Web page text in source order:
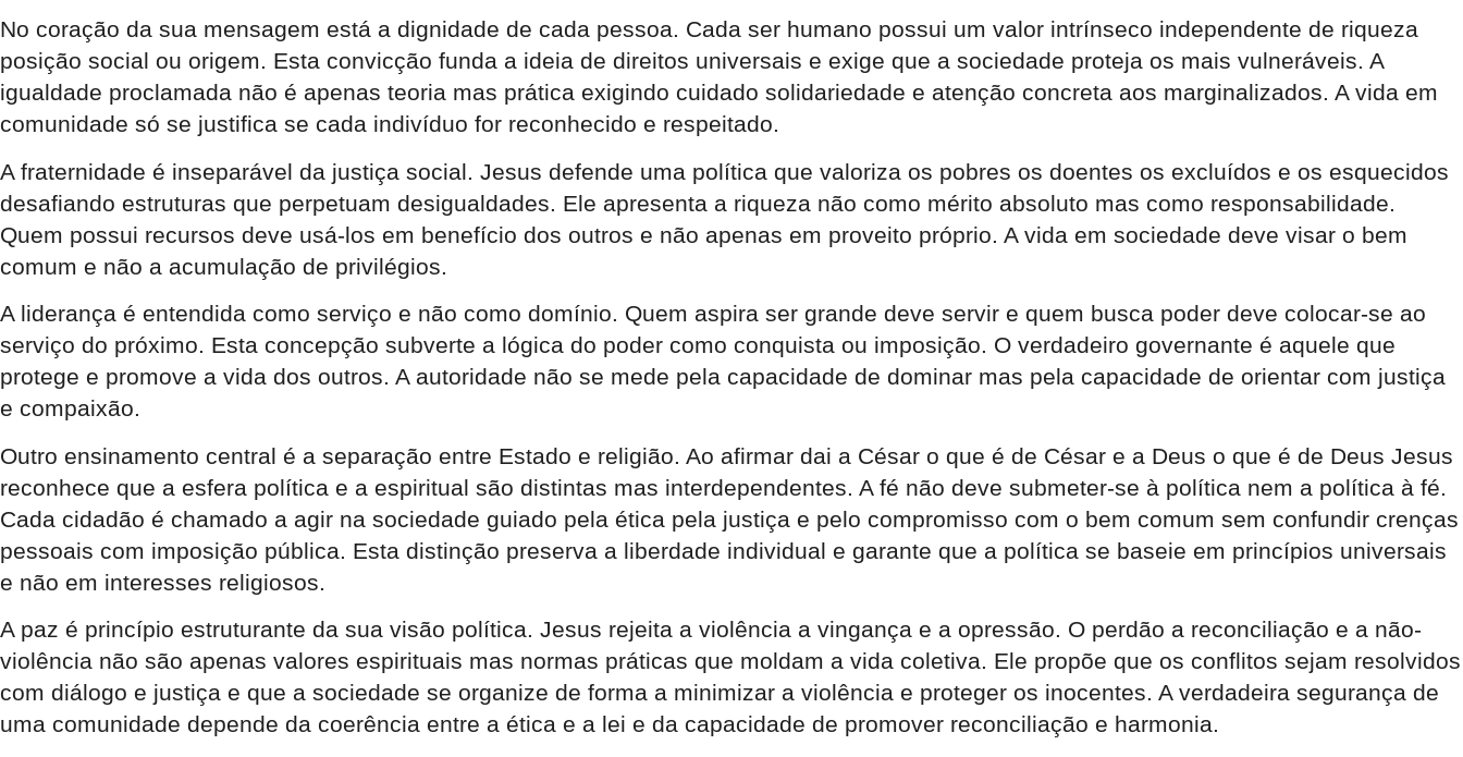
No coração da sua mensagem está a dignidade de cada pessoa. Cada ser humano possui um valor intrínseco independente de riqueza
posição social ou origem. Esta convicção funda a ideia de direitos universais e exige que a sociedade proteja os mais vulneráveis. A
igualdade proclamada não é apenas teoria mas prática exigindo cuidado solidariedade e atenção concreta aos marginalizados. A vida em
comunidade só se justifica se cada indivíduo for reconhecido e respeitado.
A fraternidade é inseparável da justiça social. Jesus defende uma política que valoriza os pobres os doentes os excluídos e os esquecidos
desafiando estruturas que perpetuam desigualdades. Ele apresenta a riqueza não como mérito absoluto mas como responsabilidade.
Quem possui recursos deve usá-los em benefício dos outros e não apenas em proveito próprio. A vida em sociedade deve visar o bem
comum e não a acumulação de privilégios.
A liderança é entendida como serviço e não como domínio. Quem aspira ser grande deve servir e quem busca poder deve colocar-se ao
serviço do próximo. Esta concepção subverte a lógica do poder como conquista ou imposição. O verdadeiro governante é aquele que
protege e promove a vida dos outros. A autoridade não se mede pela capacidade de dominar mas pela capacidade de orientar com justiça
e compaixão.
Outro ensinamento central é a separação entre Estado e religião. Ao afirmar dai a César o que é de César e a Deus o que é de Deus Jesus
reconhece que a esfera política e a espiritual são distintas mas interdependentes. A fé não deve submeter-se à política nem a política à fé.
Cada cidadão é chamado a agir na sociedade guiado pela ética pela justiça e pelo compromisso com o bem comum sem confundir crenças
pessoais com imposição pública. Esta distinção preserva a liberdade individual e garante que a política se baseie em princípios universais
e não em interesses religiosos.
A paz é princípio estruturante da sua visão política. Jesus rejeita a violência a vingança e a opressão. O perdão a reconciliação e a não-
violência não são apenas valores espirituais mas normas práticas que moldam a vida coletiva. Ele propõe que os conflitos sejam resolvidos
com diálogo e justiça e que a sociedade se organize de forma a minimizar a violência e proteger os inocentes. A verdadeira segurança de
uma comunidade depende da coerência entre a ética e a lei e da capacidade de promover reconciliação e harmonia.